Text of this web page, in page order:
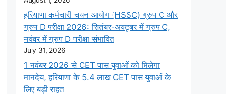
हरियाणा कर्मचारी चयन आयोग (HSSC) ग्रुप C और
ग्रुप D परीक्षा 2026: सितंबर-अक्टूबर में ग्रुप C,
नवंबर में ग्रुप D परीक्षा संभावित
July 31, 2026
1 नवंबर 2026 से CET पास युवाओं को मिलेगा
मानदेय, हरियाणा के 5.4 लाख CET पास युवाओं के
लिए बड़ी राहत